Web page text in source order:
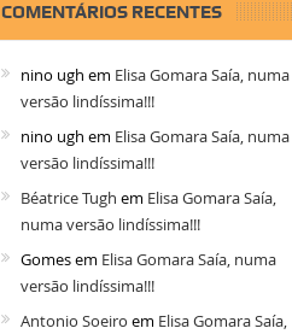
COMENTÁRIOS RECENTES
nino ugh em Elisa Gomara Saía, numa
versão lindíssima!!!
nino ugh em Elisa Gomara Saía, numa
versão lindíssima!!!
Béatrice Tugh em Elisa Gomara Saía,
numa versão lindíssima!!!
Gomesem Elisa Gomara Saía, numa
versão lindíssima!!!
Antonio Soeiro em Elisa Gomara Saía,